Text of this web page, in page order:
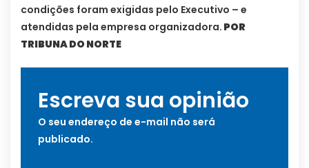
condições foram exigidas pelo Executivo – e
atendidas pela empresa organizadora. POR
TRIBUNA DO NORTE
Escreva sua opinião
O seu endereço de e-mail não será
publicado.